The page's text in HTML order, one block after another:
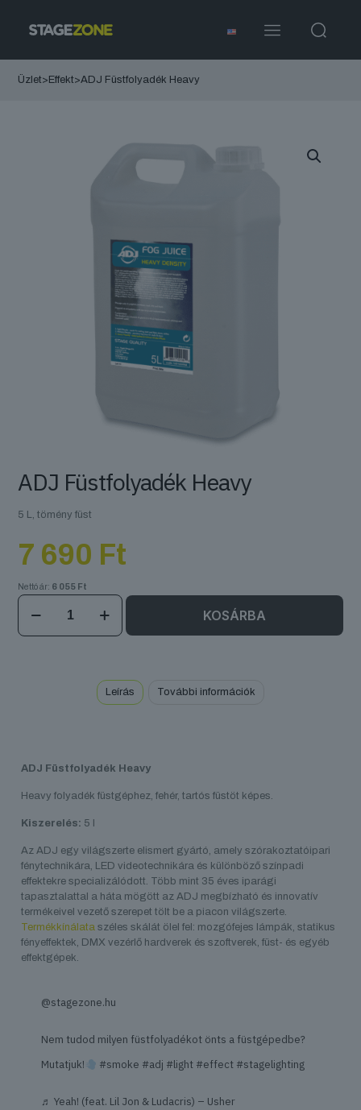
Üzlet> Effekt>ADJ Füstfolyadék Heavy
ADJ Füstfolyadék Heavy
5 L, tömény füst
7 690 Ft
Nettó ár: 6 055 Ft
ADJ
Füstfolyadék
Heavy
KOSÁRBA
Leírás További információk
ADJ Füstfolyadék Heavy
Heavy folyadék füstgéphez, fehér, tartós füstöt képes.
Kiszerelés: 5 l
Az ADJ egy világszerte elismert gyártó, amely szórakoztatóipari
fénytechnikára, LED videotechnikára és különböző színpadi
effektekre specializálódott. Több mint 35 éves iparági
tapasztalattal a háta mögött az ADJ megbízható és innovatív
termékeivel vezető szerepet tölt be a piacon világszerte.
Termékkínálata széles skálát ölel fel: mozgófejes lámpák, statikus
fényeffektek, DMX vezérlő hardverek és szoftverek, füst- és egyéb
effektgépek.
@stagezone.hu
Nem tudod milyen füstfolyadékot önts a füstgépedbe?
Mutatjuk!
#smoke #adj #light #effect #stagelighting
♬ Yeah! (feat. Lil Jon & Ludacris) – Usher